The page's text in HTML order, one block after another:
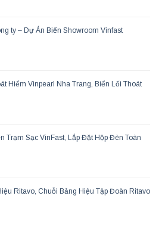
ty – Dự Án Biển Showroom Vinfast
Hiểm Vinpearl Nha Trang, Biển Lối Thoát
Trạm Sạc VinFast, Lắp Đặt Hộp Đèn Toàn
Ritavo, Chuỗi Bảng Hiệu Tập Đoàn Ritavo